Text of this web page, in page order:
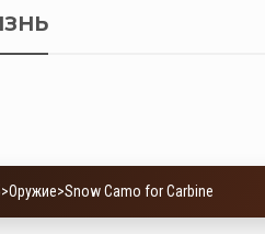
>Оружие>Snow Camo for Carbine